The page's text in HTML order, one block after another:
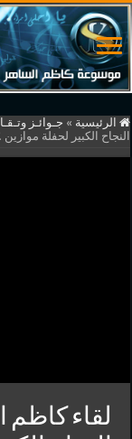
الرئيسية » جـوائـز
النجاح الكبير لحفلة موازين ٢٠١٤
لقاء كاظم